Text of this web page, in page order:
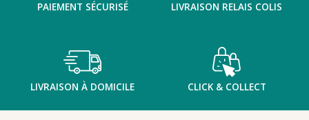
PAIEMENT SÉCURISÉ LIVRAISON RELAIS COLIS
LIVRAISON À DOMICILE CLICK & COLLECT